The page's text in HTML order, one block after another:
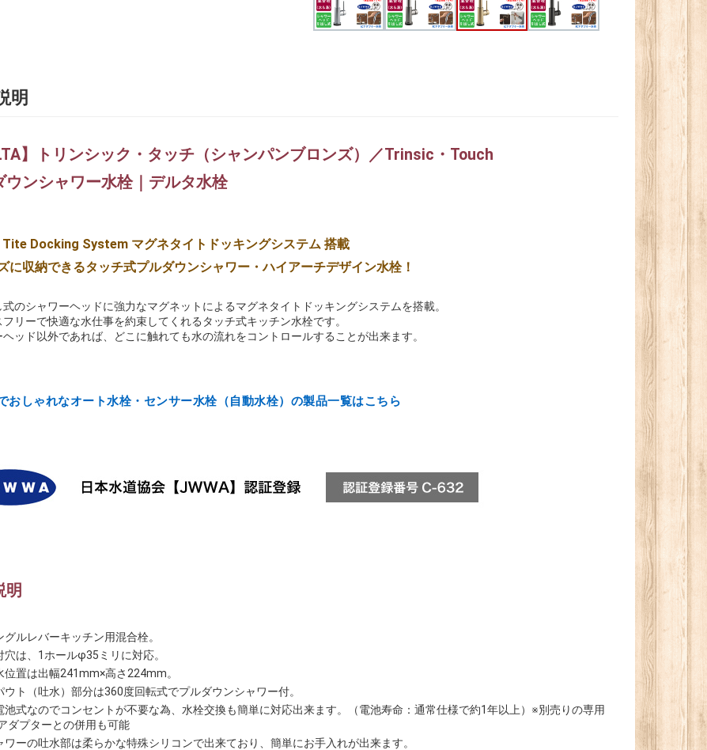
明
】トリンシック・タッチ（シャンパンブロンズ）／Trinsic・Touch
ウンシャワー水栓｜デルタ水栓
Docking System マグネタイトドッキングシステム 搭載
に収納できるタッチ式プルダウンシャワー・ハイアーチデザイン水栓！
式のシャワーヘッドに強力なマグネットによるマグネタイトドッキングシステムを搭載。
フリーで快適な水仕事を約束してくれるタッチ式キッチン水栓です。
ヘッド以外であれば、どこに触れても水の流れをコントロールすることが出来ます。
おしゃれなオート水栓・センサー水栓（自動水栓）の製品一覧はこちら
明
グルレバーキッチン用混合栓。
穴は、1ホールφ35ミリに対応。
位置は出幅241mm×高さ224mm。
ウト（吐水）部分は360度回転式でプルダウンシャワー付。
池式なのでコンセントが不要な為、水栓交換も簡単に対応出来ます。（電池寿命：通常仕様で約1年以上）※別売りの専用
ダプターとの併用も可能
ワーの吐水部は柔らかな特殊シリコンで出来ており、簡単にお手入れが出来ます。